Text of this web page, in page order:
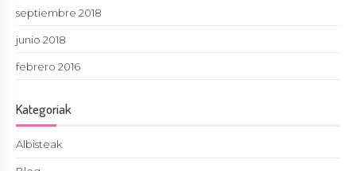
septiembre 2018
junio 2018
febrero 2016
Kategoriak
Albisteak